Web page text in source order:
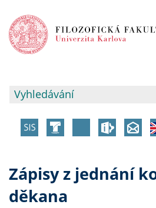
Zápisy z jednání
děkana